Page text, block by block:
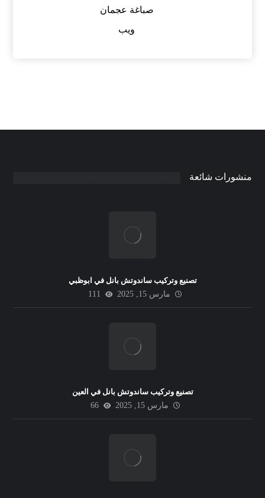
صباغة عجمان
ويب
منشورات شائعة
تصنيع وتركيب ساندوتش بانل في ابوظبي
مارس 15, 2025
111
تصنيع وتركيب ساندوتش بانل في العين
مارس 15, 2025
66